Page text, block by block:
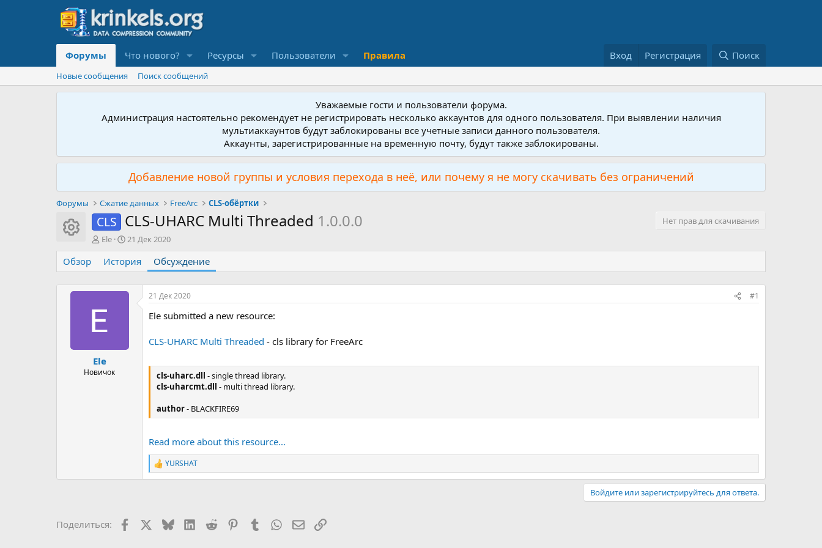
Форумы Что нового? Ресурсы Пользователи Правила Вход Регистрация Поиск
Новые сообщения Поиск сообщений
Уважаемые гости и пользователи форума.
Администрация настоятельно рекомендует не регистрировать несколько аккаунтов для одного пользователя. При выявлении наличия
мультиаккаунтов будут заблокированы все учетные записи данного пользователя.
Аккаунты, зарегистрированные на временную почту, будут также заблокированы.
Добавление новой группы и условия перехода в неё, или почему я не могу скачивать без ограничений
Форумы Сжатие данных FreeArc CLS-обёртки
Иконка ресурса
CLS CLS-UHARC Multi Threaded 1.0.0.0
Нет прав для скачивания
А
т
о
т
Ele
Д
т
а
а
21 Дек 2020
Обзор История Обсуждение
Ele
Новичок
21 Дек 2020 #1
Ele submitted a new resource:
CLS-UHARC Multi Threaded - cls library for FreeArc
cls-uharc.dll - single thread library.
cls-uharcmt.dll - multi thread library.
author- BLACKFIRE69
Read more about this resource...
Р
е
YURSHAT
Войдите или зарегистрируйтесь для ответа.
Поделиться: FacebookX (Twitter)
BlueskyLinkedIn
Reddit PinterestTumblr WhatsApp
Электронная почта
Ссылка